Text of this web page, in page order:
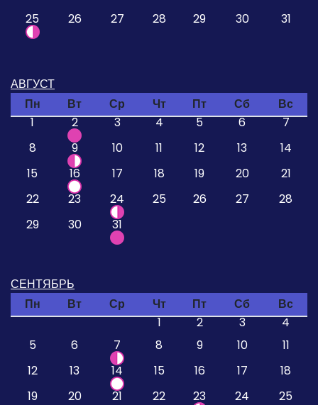
25
26 27 28 29 30 31
АВГУСТ
Пн
Вт Ср Чт Пт Сб
Вс
1
2 3 4 5 6
7
8
9 10 11 12 13
14
15
16 17 18 19 20
21
22
23 24 25 26 27
28
29
30 31
СЕНТЯБРЬ
Пн
Вт Ср Чт Пт Сб
Вс
1
2 3
4
5
6 7 8 9 10
11
12
13 14 15 16 17
18
19
20 21 22 23 24
25